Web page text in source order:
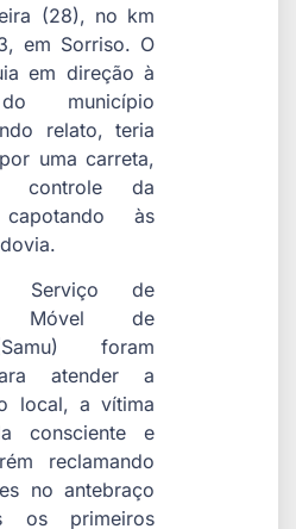
(28), no km
em Sorriso. O
em direção à
município
relato, teria
uma carreta,
controle da
às
Serviço de
Móvel de
foram
atender a
local, a vítima
consciente e
reclamando
no antebraço
os primeiros